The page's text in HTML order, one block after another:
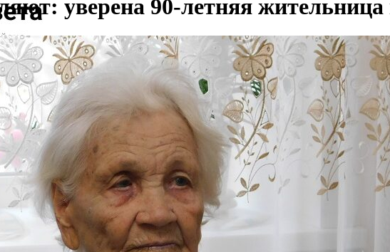
уверена 90-летняя жительница